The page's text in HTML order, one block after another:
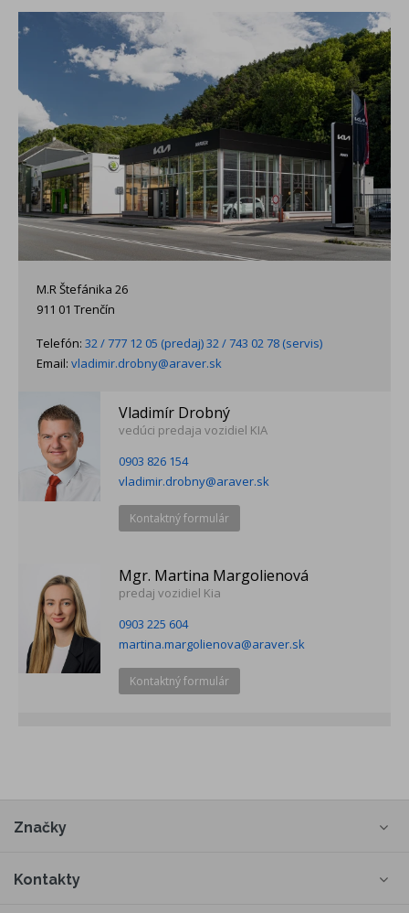
M.R Štefánika 26
911 01 Trenčín
Telefón: 32 / 777 12 05 (predaj) 32 / 743 02 78 (servis)
Email: vladimir.drobny@araver.sk
Vladimír Drobný
vedúci predaja vozidiel KIA
0903 826 154
vladimir.drobny@araver.sk
Kontaktný formulár
Mgr. Martina Margolienová
predaj vozidiel Kia
0903 225 604
martina.margolienova@araver.sk
Kontaktný formulár
Značky
Kontakty